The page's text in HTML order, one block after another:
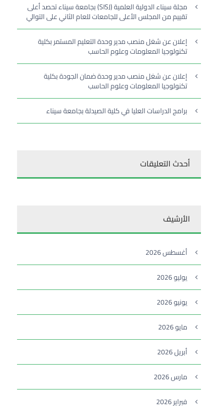
مجلة سيناء الدولية العلمية (SISJ) بجامعة سيناء تحصد أعلى
تقييم من المجلس الأعلى للجامعات للعام الثاني على التوالي
إعلان عن شغل منصب مدير وحدة التعليم المستمر بكلية
تكنولوجيا المعلومات وعلوم الحاسب
إعلان عن شغل منصب مدير وحدة ضمان الجودة بكلية
تكنولوجيا المعلومات وعلوم الحاسب
برامج الدراسات العليا في كلية الصيدلة بجامعة سيناء
أحدث التعليقات
الأرشيف
أغسطس 2026
يوليو 2026
يونيو 2026
مايو 2026
أبريل 2026
مارس 2026
فبراير 2026